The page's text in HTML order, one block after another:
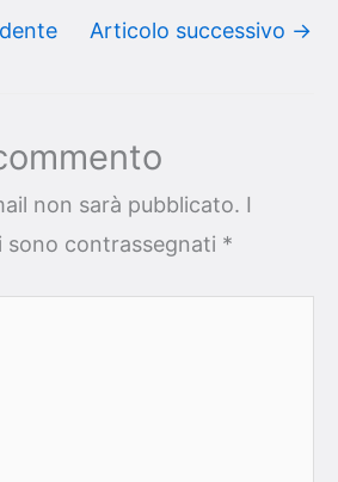
Articolo successivo →
non sarà pubblicato. I
sono contrassegnati *